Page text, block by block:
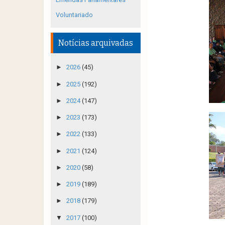
Voluntariado
Notícias arquivadas
► 2026 (45)
► 2025 (192)
► 2024(147)
► 2023 (173)
► 2022 (133)
► 2021 (124)
► 2020 (58)
► 2019 (189)
► 2018 (179)
▼ 2017 (100)